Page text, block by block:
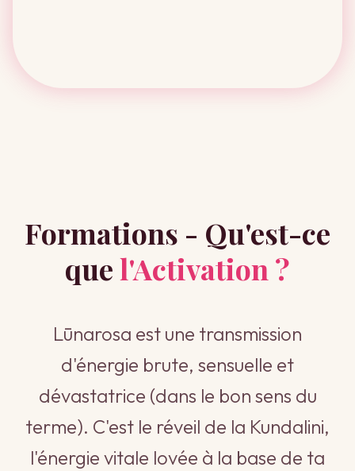
Formations - Qu'est-ce
quel'Activation ?
Lūnarosa est une transmission
d'énergie brute, sensuelle et
dévastatrice (dans le bon sens du
terme). C'est le réveil de la Kundalini,
l'énergie vitale lovée à la base de ta